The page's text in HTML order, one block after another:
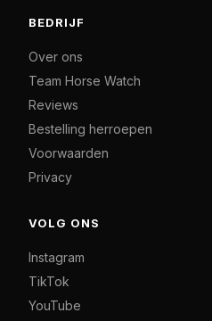
BEDRIJF
Over ons
Team Horse Watch
Reviews
Bestelling herroepen
Voorwaarden
Privacy
VOLG ONS
Instagram
TikTok
YouTube